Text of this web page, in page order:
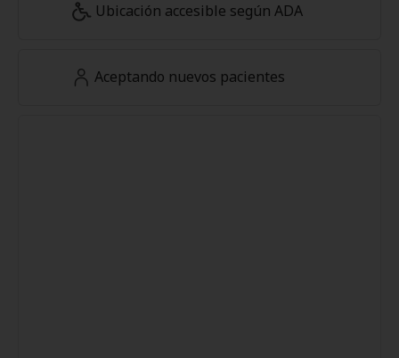
Ubicación accesible según ADA
Aceptando nuevos pacientes